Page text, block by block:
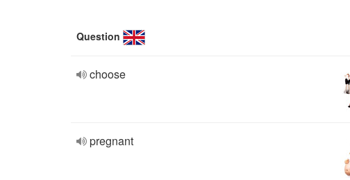
Question
choose
pregnant